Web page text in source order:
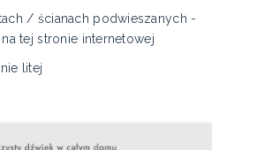
/ ścianach podwieszanych -
tej stronie internetowej
litej